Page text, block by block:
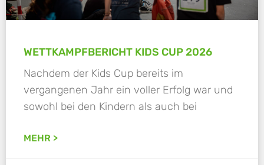
WETTKAMPFBERICHT KIDS CUP 2026
Nachdem der Kids Cup bereits im
vergangenen Jahr ein voller Erfolg war und
sowohl bei den Kindern als auch bei
MEHR >